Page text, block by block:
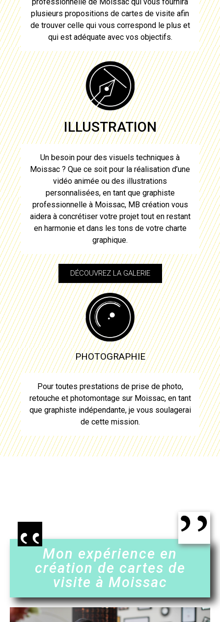
plusieurs propositions de cartes de visite afin
de trouver celle qui vous correspond le plus et
qui est adéquate avec vos objectifs.
ILLUSTRATION
Un besoin pour des visuels techniques à
Moissac ? Que ce soit pour la réalisation d’une
vidéo animée ou des illustrations
personnalisées, en tant que graphiste
professionnelle à Moissac, MB création vous
aidera à concrétiser votre projet tout en restant
en harmonie et dans les tons de votre charte
graphique.
DÉCOUVREZ LA GALERIE
PHOTOGRAPHIE
Pour toutes prestations de prise de photo,
retouche et photomontage sur Moissac, en tant
que graphiste indépendante, je vous soulagerai
de cette mission.
Mon expérience en
création de cartes de
visite à Moissac